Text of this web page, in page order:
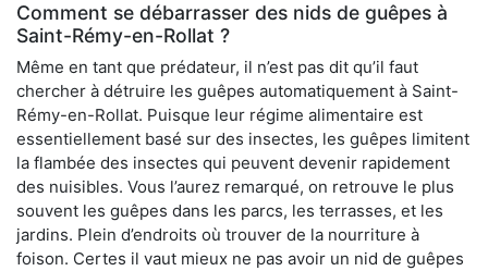
Comment se débarrasser des nids de guêpes à
Saint-Rémy-en-Rollat ?
Même en tant que prédateur, il n’est pas dit qu’il faut
chercher à détruire les guêpes automatiquement à Saint-
Rémy-en-Rollat. Puisque leur régime alimentaire est
essentiellement basé sur des insectes, les guêpes limitent
la flambée des insectes qui peuvent devenir rapidement
des nuisibles. Vous l’aurez remarqué, on retrouve le plus
souvent les guêpes dans les parcs, les terrasses, et les
jardins. Plein d’endroits où trouver de la nourriture à
foison. Certes il vaut mieux ne pas avoir un nid de guêpes